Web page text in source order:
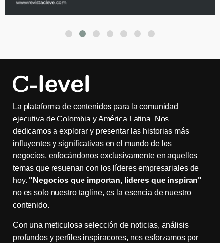
La plataforma de contenidos para la comunidad
ejecutiva de Colombia y América Latina. Nos
dedicamos a explorar y presentar las historias más
influyentes y significativas en el mundo de los
negocios, enfocándonos exclusivamente en aquellos
temas que resuenan con los líderes empresariales de
hoy. "Negocios que importan, líderes que inspiran"
no es solo nuestro tagline, es la esencia de nuestro
contenido.
Con una meticulosa selección de noticias, análisis
profundos y perfiles inspiradores, nos esforzamos por